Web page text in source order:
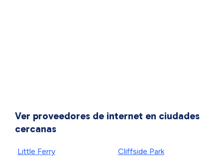
Ver proveedores de internet en ciudades
cercanas
Little Ferry
Cliffside Park